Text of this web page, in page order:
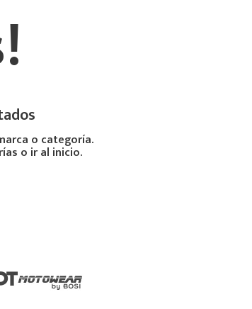
o categoría.
o ir al inicio.